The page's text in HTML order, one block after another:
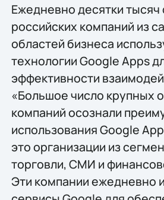
Ежедневно десятки тысяч
российских компаний из
областей бизнеса
технологии Google Apps
эффективности
«Большое число крупных
компаний осознали
использования Google
это организации из
торговли, СМИ и
Эти компании ежедневно